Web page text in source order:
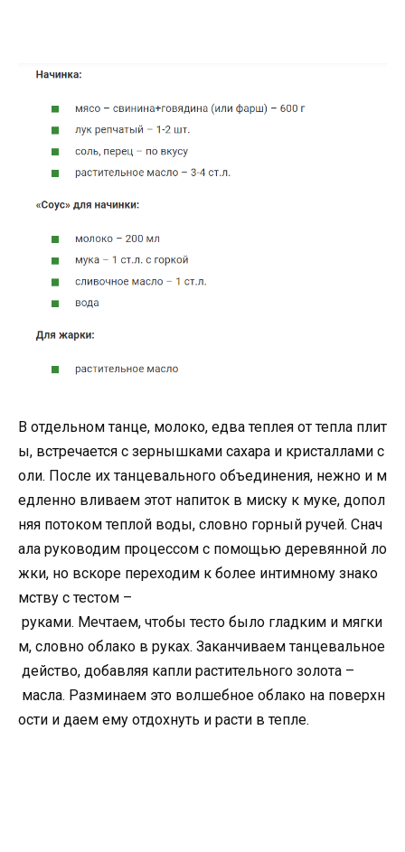
В отдельном танце, молоко, едва теплея от тепла плит
ы, встречается с зернышками сахара и кристаллами с
оли. После их танцевального объединения, нежно и м
едленно вливаем этот напиток в миску к муке, допол
няя потоком теплой воды, словно горный ручей. Снач
ала руководим процессом с помощью деревянной ло
жки, но вскоре переходим к более интимному знако
мству с тестом –
руками. Мечтаем, чтобы тесто было гладким и мягки
м, словно облако в руках. Заканчиваем танцевальное
действо, добавляя капли растительного золота –
масла. Разминаем это волшебное облако на поверхн
ости и даем ему отдохнуть и расти в тепле.